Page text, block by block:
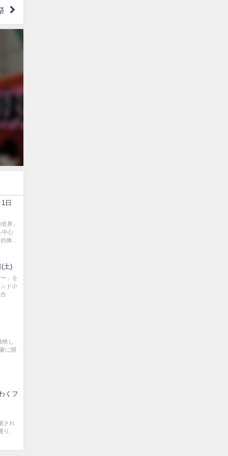
日
界」
中心
彿...
土)
」を
ド小
映し
に開
くフ
され
、